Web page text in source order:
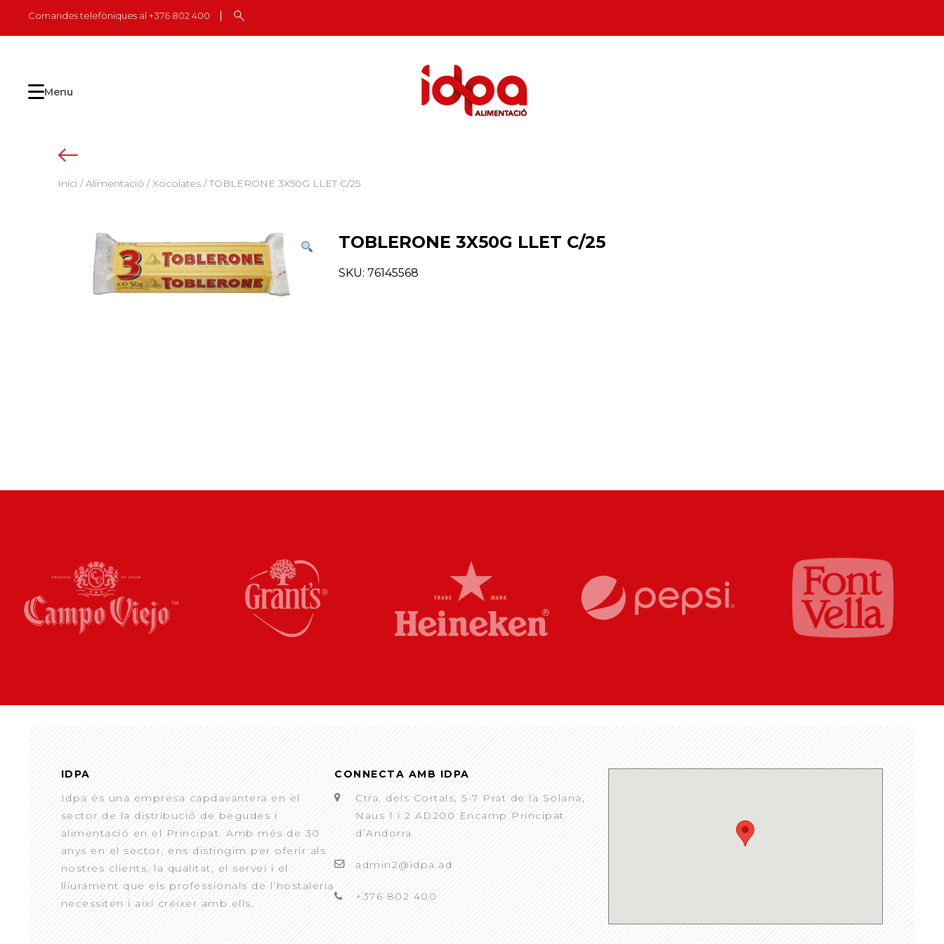
content
Comandes telefòniques al +376 802 400
Menu
Inici /Alimentació /Xocolates / TOBLERONE 3X50G LLET C/25
TOBLERONE 3X50G LLET C/25
SKU: 76145568
IDPA
Idpa és una empresa capdavantera en el
sector de la distribució de begudes i
alimentació en el Principat. Amb més de 30
anys en el sector, ens distingim per oferir als
nostres clients, la qualitat, el servei i el
lliurament que els professionals de l’hostaleria
necessiten i així créixer amb ells.
CONNECTA AMB IDPA
Ctra. dels Cortals, 5-7 Prat de la Solana,
Naus 1 i 2 AD200 Encamp Principat
d’Andorra
admin2@idpa.ad
+376 802 400